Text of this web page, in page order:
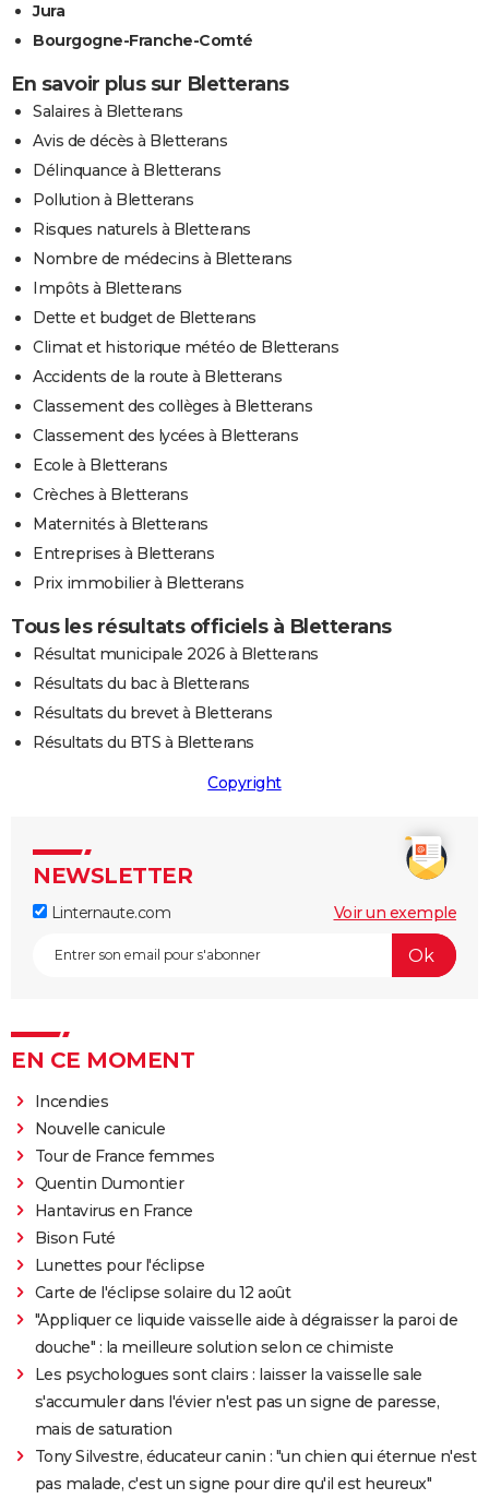
Jura
Bourgogne-Franche-Comté
En savoir plus sur Bletterans
Salaires à Bletterans
Avis de décès à Bletterans
Délinquance à Bletterans
Pollution à Bletterans
Risques naturels à Bletterans
Nombre de médecins à Bletterans
Impôts à Bletterans
Dette et budget de Bletterans
Climat et historique météo de Bletterans
Accidents de la route à Bletterans
Classement des collèges à Bletterans
Classement des lycées à Bletterans
Ecole à Bletterans
Crèches à Bletterans
Maternités à Bletterans
Entreprises à Bletterans
Prix immobilier à Bletterans
Tous les résultats officiels à Bletterans
Résultat municipale 2026 à Bletterans
Résultats du bac à Bletterans
Résultats du brevet à Bletterans
Résultats du BTS à Bletterans
Copyright
NEWSLETTER
Linternaute.com Voir un exemple
EN CE MOMENT
Incendies
Nouvelle canicule
Tour de France femmes
Quentin Dumontier
Hantavirus en France
Bison Futé
Lunettes pour l'éclipse
Carte de l'éclipse solaire du 12 août
"Appliquer ce liquide vaisselle aide à dégraisser la paroi de
douche" : la meilleure solution selon ce chimiste
Les psychologues sont clairs : laisser la vaisselle sale
s'accumuler dans l'évier n'est pas un signe de paresse,
mais de saturation
Tony Silvestre, éducateur canin : "un chien qui éternue n'est
pas malade, c'est un signe pour dire qu'il est heureux"